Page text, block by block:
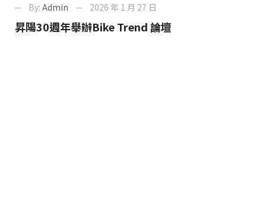
By: Admin 2026 年 1 月 27 日
昇陽30週年舉辦Bike Trend 論壇